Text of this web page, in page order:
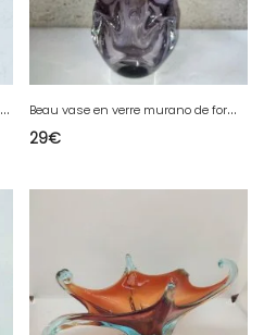
C
oupelle en bronze patiné Décadrachme de Syracuse Max Le Verrier Art Déco en bon etat(made in chiner )
B
eau vase en verre murano de forme libre en bon etat(made in chiner )
29€